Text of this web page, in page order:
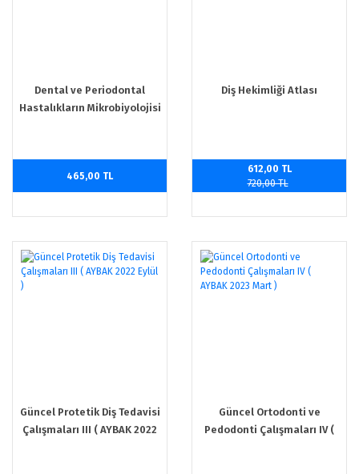
Dental ve Periodontal
Hastalıkların Mikrobiyolojisi
465,00 TL
Diş Hekimliği Atlası
612,00 TL
720,00 TL
Güncel Protetik Diş Tedavisi
Çalışmaları III ( AYBAK 2022
Güncel Ortodonti ve
Pedodonti Çalışmaları IV (